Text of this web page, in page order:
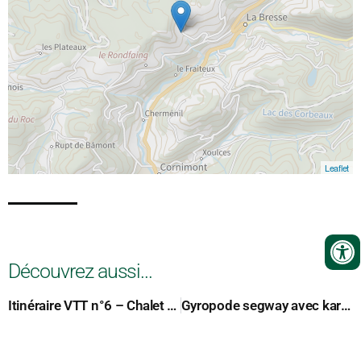
Leaflet
Découvrez aussi...
Itinéraire VTT n°6 – Chalet des Fraiteux – départ : mairie Gyropode segway avec karen et pierre gambaladons